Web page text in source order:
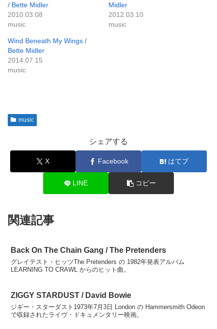
/ Bette Midler
2010.03.08
music
Midler
2012.03.10
music
Wind Beneath My Wings /
Bette Midler
2014.07.15
music
music
シェアする
X Facebook はてブ
LINE コピー
関連記事
Back On The Chain Gang / The Pretenders
グレイテスト・ヒッツThe Pretenders の 1982年発表アルバム
LEARNING TO CRAWL からのヒット曲。
ZIGGY STARDUST / David Bowie
ジギー・スターダスト1973年7月3日 London の Hammersmith Odeon
で収録されたライヴ・ドキュメンタリー映画。